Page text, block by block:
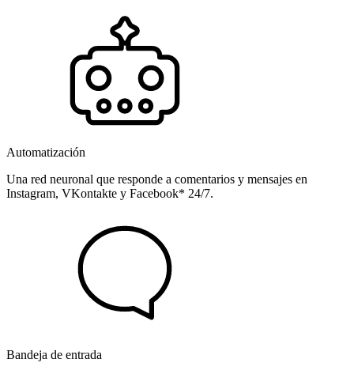
Automatización
Una red neuronal que responde a comentarios y mensajes en
Instagram, VKontakte y Facebook* 24/7.
Bandeja de entrada